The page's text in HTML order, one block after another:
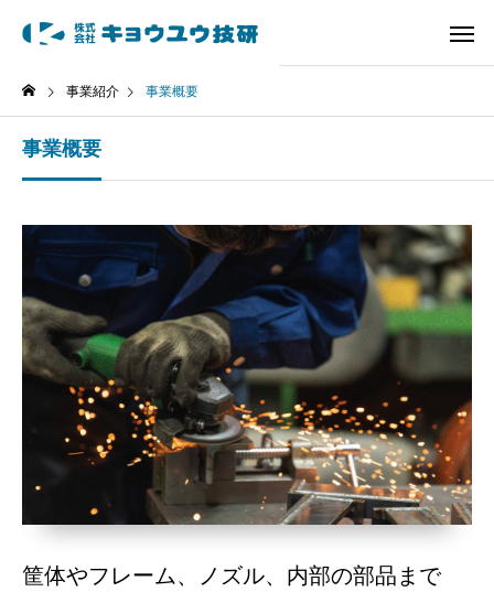
事業紹介 事業概要
事業概要
筐体やフレーム、ノズル、内部の部品まで